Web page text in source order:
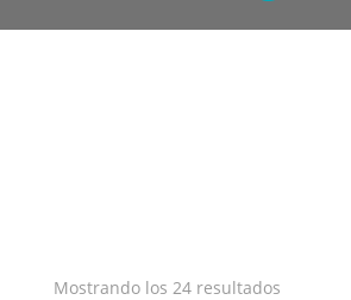
Mostrando los 24 resultadosOrdenado